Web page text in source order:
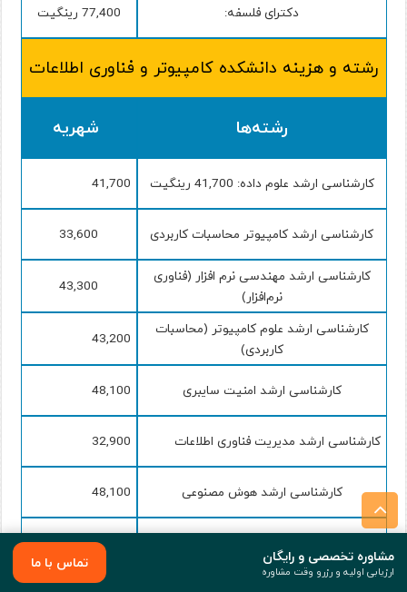
مشاوره تخصصی و رایگان
ارزیابی اولیه و رزرو وقت مشاوره تماس با ما
دکترای فلسفه: 77,400 رینگیت
رشته و هزینه دانشکده کامپیوتر و فناوری اطلاعات
رشته‌ها شهریه
کارشناسی ارشد علوم داده: 41,700 رینگیت 41,700
کارشناسی ارشد کامپیوتر محاسبات کاربردی
33,600
کارشناسی ارشد مهندسی نرم افزار (فناوری
نرم‌افزار)
43,300
کارشناسی ارشد علوم کامپیوتر (محاسبات
کاربردی)
43,200
کارشناسی ارشد امنیت سایبری 48,100
کارشناسی ارشد مدیریت فناوری اطلاعات 32,900
کارشناسی ارشد هوش مصنوعی 48,100
86,600